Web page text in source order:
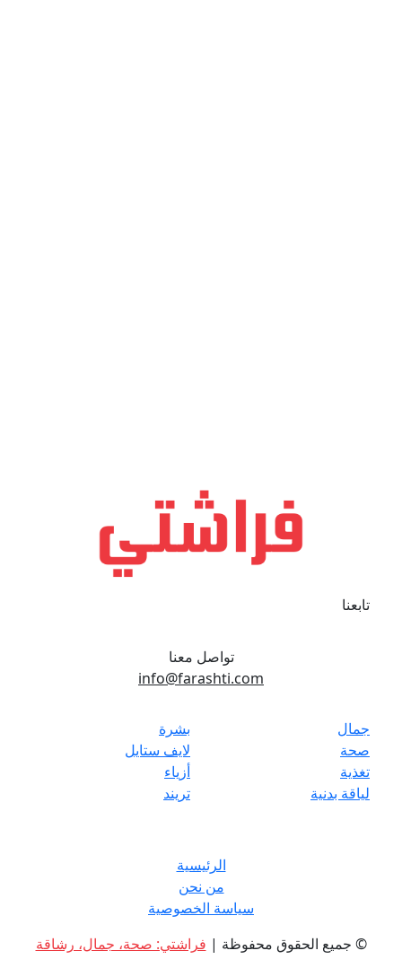
تابعنا
تواصل معنا
info@farashti.com
جمال
صحة
تغذية
لياقة بدنية
بشرة
لايف ستايل
أزياء
تريند
الرئيسية
من نحن
سياسة الخصوصية
© جميع الحقوق محفوظة | فراشتي: صحة، جمال، رشاقة